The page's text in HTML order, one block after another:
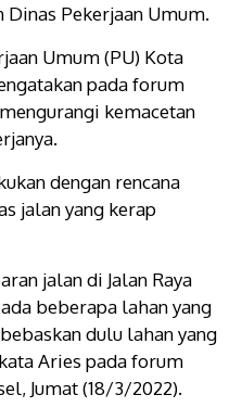
Pekerjaan Umum.
Umum (PU) Kota
pada forum
kemacetan
dengan rencana
jalan yang kerap
jalan di Jalan Raya
beberapa lahan yang
dulu lahan yang
Aries pada forum
Jumat (18/3/2022).